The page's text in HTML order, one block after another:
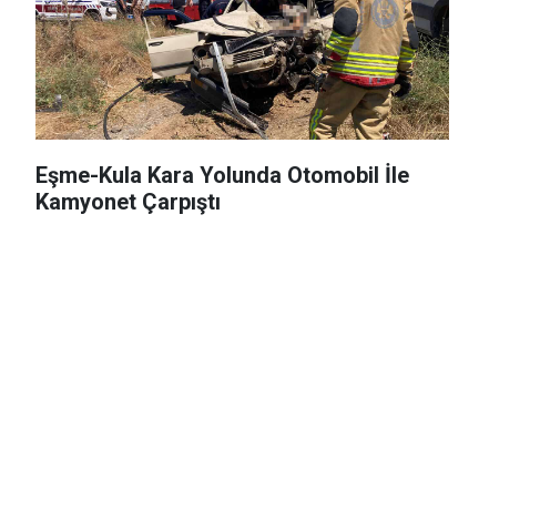
Eşme-Kula Kara Yolunda Otomobil İle
Kamyonet Çarpıştı